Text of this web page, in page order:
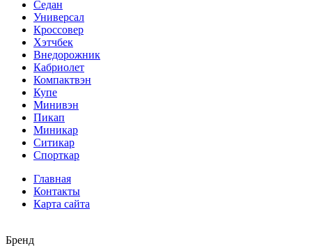
Седан
Универсал
Кроссовер
Хэтчбек
Внедорожник
Кабриолет
Компактвэн
Купе
Минивэн
Пикап
Миникар
Ситикар
Спорткар
Главная
Контакты
Карта сайта
Бренд